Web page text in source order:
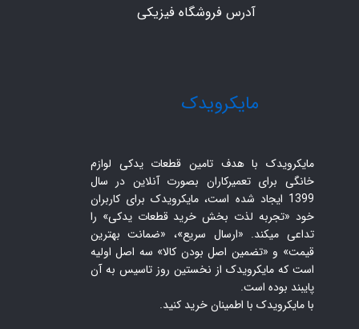
مایکرویدک با هدف تامین قطعات یدکی لوازم
خانگی برای تعمیرکاران بصورت آنلاین در سال
1399 ایجاد شده است، مایکرویدک برای کاربران
خود «تجربه لذت بخش خرید قطعات یدکی» را
تداعی میکند. «ارسال سریع»، «ضمانت بهترین
قیمت» و «تضمین اصل بودن کالا» سه اصل اولیه
است که مایکرویدک از نخستین روز تاسیس به آن
پایبند بوده است.
با مایکرویدک با اطمینان خرید کنید.​​​​​​​
​مایکرویدک
آدرس فروشگاه فیزیکی